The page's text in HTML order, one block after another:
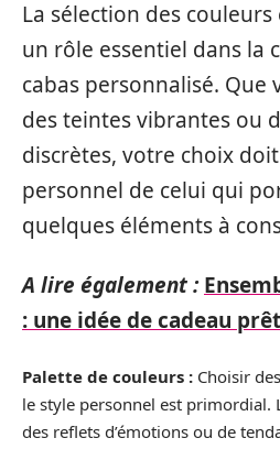
La sélection des
un rôle essentiel dans la
cabas personnalisé. Que
des teintes vibrantes ou
discrètes, votre choix
personnel de celui qui
quelques éléments à
A lire également :
: une idée de cadeau
Palette de couleurs : Choisir
le style personnel est primordial.
des reflets d’émotions ou de